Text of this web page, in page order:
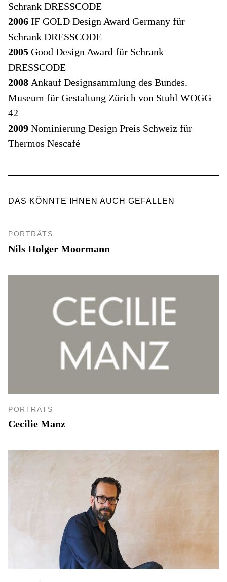
Schrank DRESSCODE
2006 IF GOLD Design Award Germany für
Schrank DRESSCODE
2005 Good Design Award für Schrank
DRESSCODE
2008 Ankauf Designsammlung des Bundes.
Museum für Gestaltung Zürich von Stuhl WOGG
42
2009 Nominierung Design Preis Schweiz für
Thermos Nescafé
DAS KÖNNTE IHNEN AUCH GEFALLEN
PORTRÄTS
Nils Holger Moormann
PORTRÄTS
Cecilie Manz